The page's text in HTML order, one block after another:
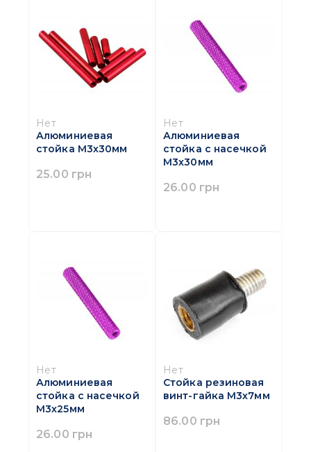
Нет
Алюминиевая
стойка M3х30мм
25.00 грн
Нет
Алюминиевая
стойка с насечкой
M3х30мм
26.00 грн
Нет
Алюминиевая
стойка с насечкой
M3х25мм
26.00 грн
Нет
Стойка резиновая
винт-гайка M3х7мм
86.00 грн